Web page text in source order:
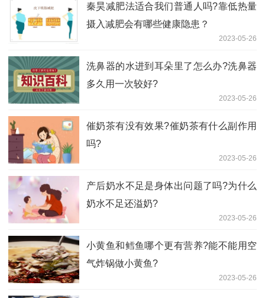
秦昊减肥法适合我们普通人吗?靠低热量
摄入减肥会有哪些健康隐患？
2023-05-26
洗鼻器的水进到耳朵里了怎么办?洗鼻器
多久用一次较好?
2023-05-26
催奶茶有没有效果?催奶茶有什么副作用
吗?
2023-05-26
产后奶水不足是身体出问题了吗?为什么
奶水不足还溢奶?
2023-05-26
小黄鱼和鳕鱼哪个更有营养?能不能用空
气炸锅做小黄鱼?
2023-05-26